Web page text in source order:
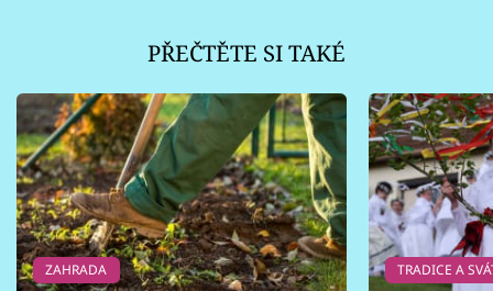
PŘEČTĚTE SI TAKÉ
ZAHRADA TRADICE A